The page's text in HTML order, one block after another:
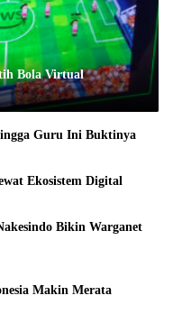
Bola Virtual
Guru Ini Buktinya
Ekosistem Digital
Bikin Warganet
Makin Merata